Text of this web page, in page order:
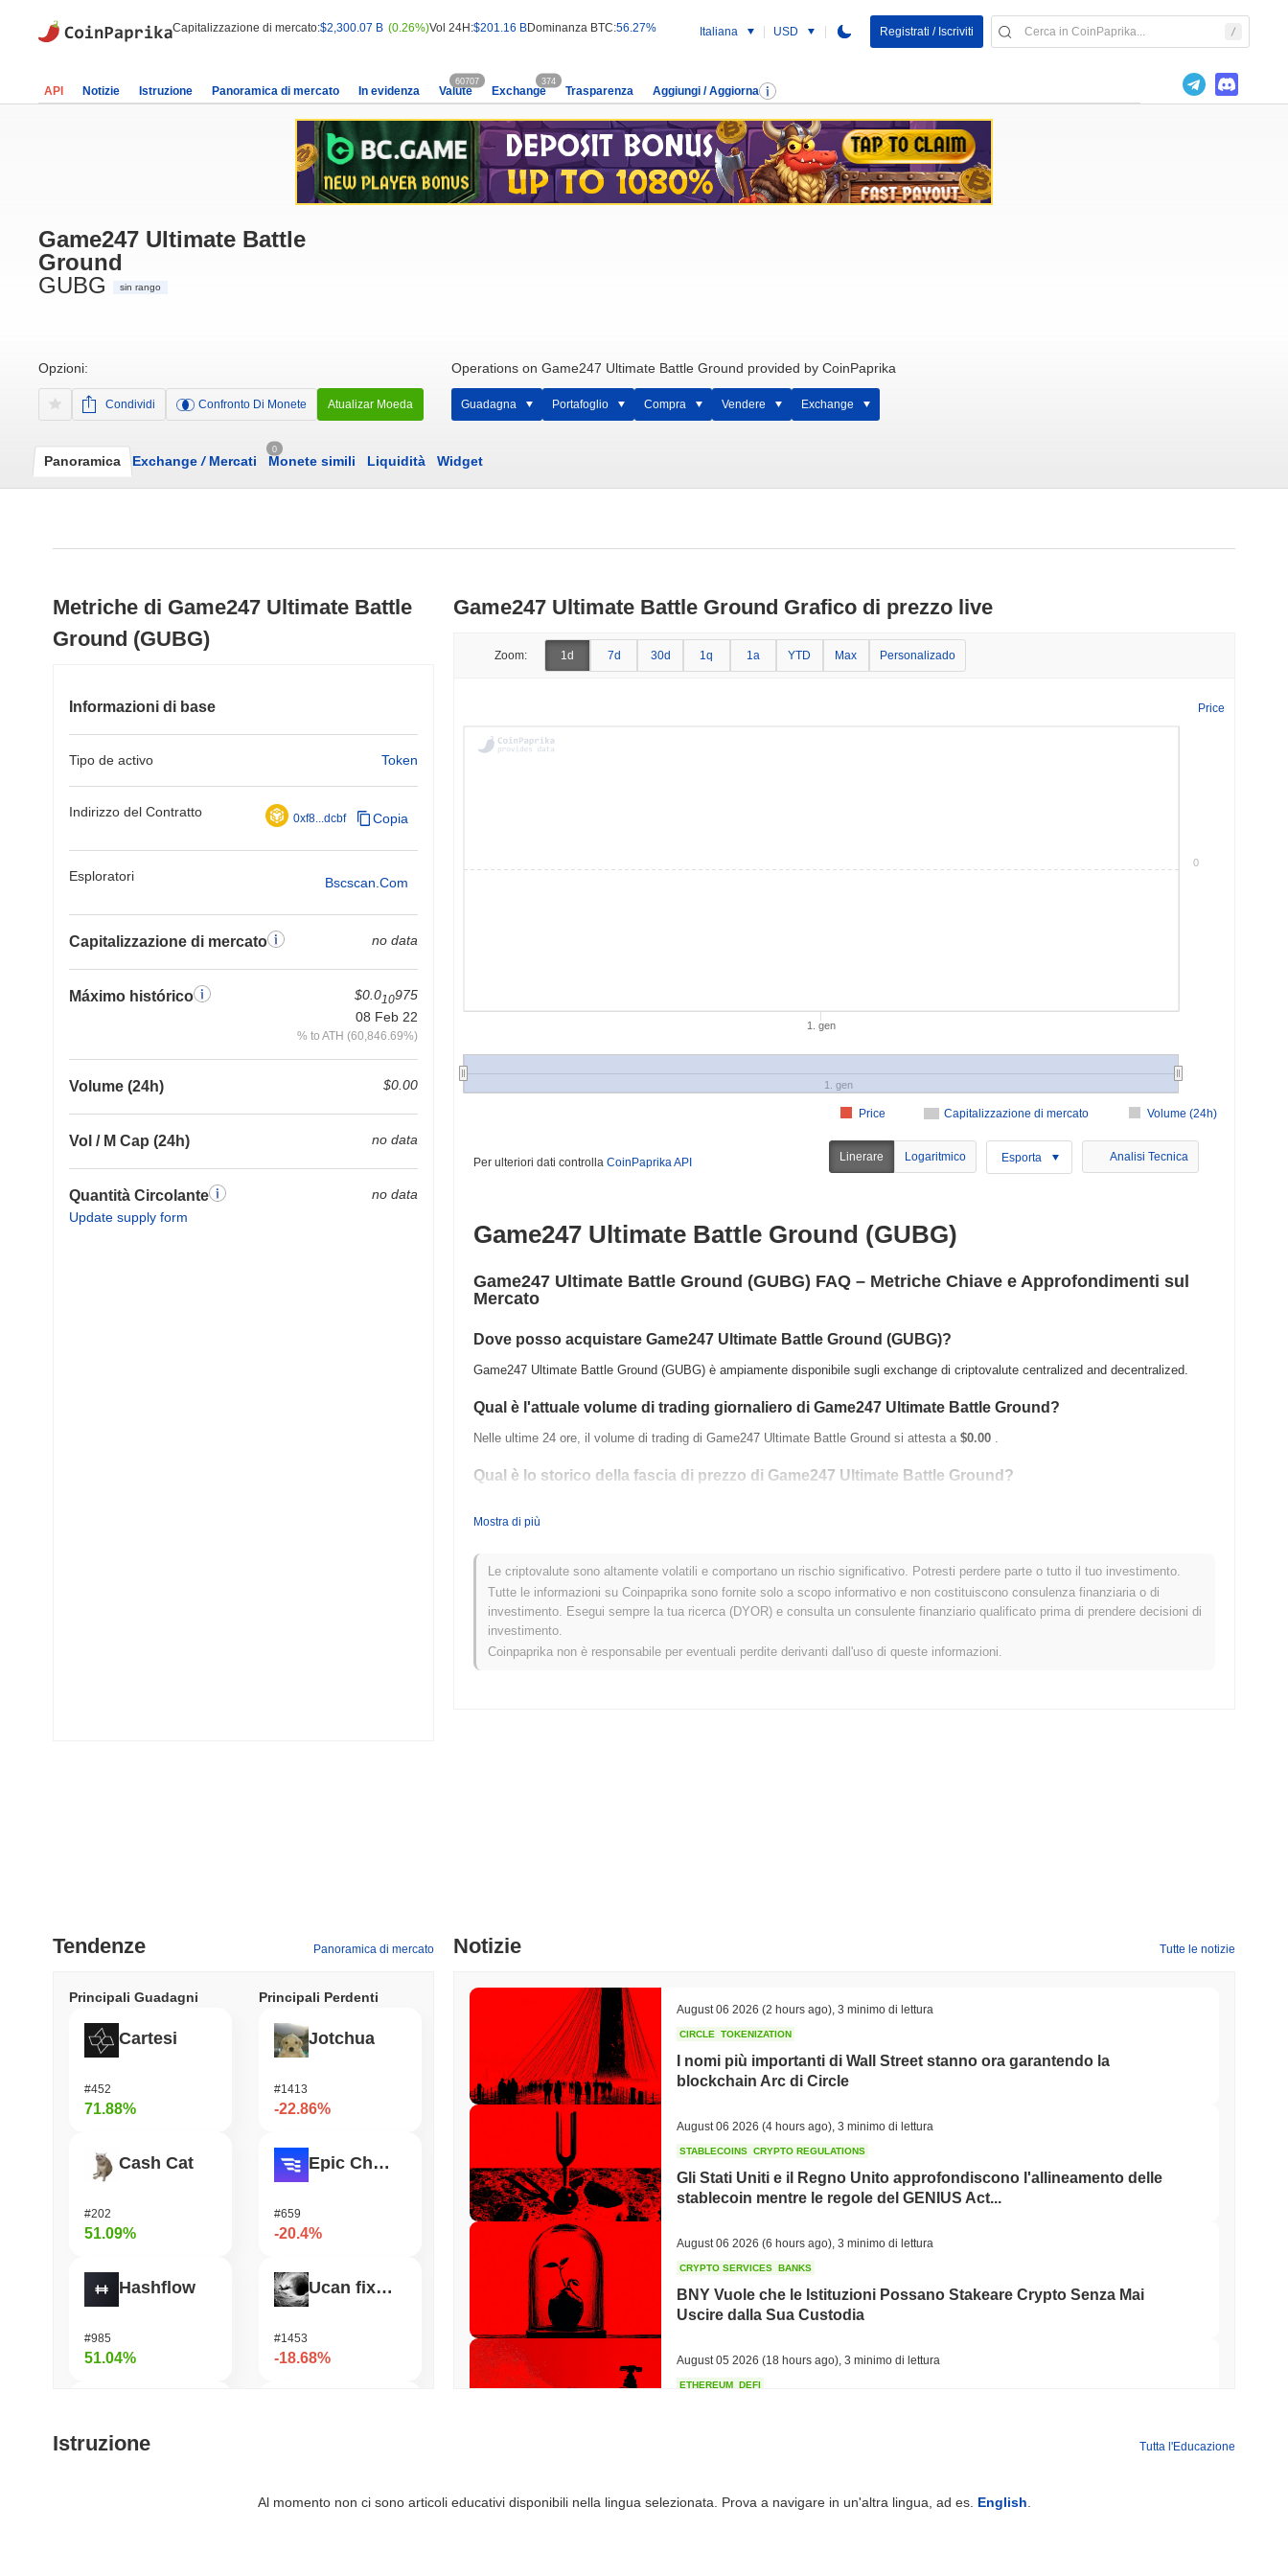
Capitalizzazione di mercato:$2,300.07 B (0.26%)Vol 24H:$201.16 BDominanza BTC:56.27% Italiana USD Registrati / Iscriviti
API Notizie Istruzione Panoramica di mercato In evidenza Valute
60707
Exchange
374
Trasparenza Aggiungi / Aggiorna
Game247 Ultimate Battle
Ground
GUBG
sin rango
Opzioni:
Condividi Confronto Di Monete Atualizar Moeda
Operations on Game247 Ultimate Battle Ground provided by CoinPaprika
Guadagna Portafoglio Compra Vendere Exchange
Panoramica Exchange /Mercati
0
Monete simili Liquidità Widget
Metriche di Game247 Ultimate Battle
Ground (GUBG)
Informazioni di base
Tipo de activo Token
Indirizzo del Contratto 0xf8...dcbf Copia
Esploratori Bscscan.com
Capitalizzazione di mercato no data
Máximo histórico $0.010975
08 Feb 22
% to ATH (60,846.69%)
Volume (24h) $0.00
Vol / M Cap (24h) no data
Quantità Circolante
Update supply form
no data
Game247 Ultimate Battle Ground Grafico di prezzo live
Zoom: 1d 7d 30d 1q 1a YTD Max Personalizado
Price
Capitalizzazione di mercato Volume (24h)
Price
1. gen
1. gen
0
Per ulteriori dati controlla CoinPaprika API Linerare Logaritmico Esporta Analisi Tecnica
Game247 Ultimate Battle Ground (GUBG)
Game247 Ultimate Battle Ground (GUBG) FAQ – Metriche Chiave e Approfondimenti sul
Mercato
Dove posso acquistare Game247 Ultimate Battle Ground (GUBG)?
Game247 Ultimate Battle Ground (GUBG) è ampiamente disponibile sugli exchange di criptovalute centralized and decentralized.
Qual è l'attuale volume di trading giornaliero di Game247 Ultimate Battle Ground?
Nelle ultime 24 ore, il volume di trading di Game247 Ultimate Battle Ground si attesta a $0.00 .
Qual è lo storico della fascia di prezzo di Game247 Ultimate Battle Ground?
Minimo Storico (ATL):
Game247 Ultimate Battle Ground è attualmente scambiato~99.84%al di sotto del suo ATH .
Come si sta comportando Game247 Ultimate Battle Ground rispetto al mercato crypto più ampio?
Negli ultimi 7 giorni, Game247 Ultimate Battle Ground ha guadagnato
registrato un guadagno del0.26%. Ciò indica un ritardo temporaneo nell'azione del prezzo di GUBG rispetto allo slancio del mercato
più ampio.
Mostra di più
Le criptovalute sono altamente volatili e comportano un rischio significativo. Potresti perdere parte o tutto il tuo investimento.
Tutte le informazioni su Coinpaprika sono fornite solo a scopo informativo e non costituiscono consulenza finanziaria o di
investimento. Esegui sempre la tua ricerca (DYOR) e consulta un consulente finanziario qualificato prima di prendere decisioni di
investimento.
Coinpaprika non è responsabile per eventuali perdite derivanti dall'uso di queste informazioni.
Tendenze Panoramica di mercato
Principali Guadagni
Cartesi
#452
71.88%
Cash Cat
#202
51.09%
Hashflow
#985
51.04%
Principali Perdenti
Jotchua
#1413
-22.86%
Epic Chain
#659
-20.4%
Ucan fix life in1day
#1453
-18.68%
Notizie Tutte le notizie
August 06 2026 (2 hours ago) 3 minimo di lettura
CIRCLE TOKENIZATION
I nomi più importanti di Wall Street stanno ora garantendo la
blockchain Arc di Circle
August 06 2026 (4 hours ago) 3 minimo di lettura
STABLECOINS CRYPTO REGULATIONS
Gli Stati Uniti e il Regno Unito approfondiscono l'allineamento delle
stablecoin mentre le regole del GENIUS Act...
August 06 2026 (6 hours ago) 3 minimo di lettura
CRYPTO SERVICES BANKS
BNY Vuole che le Istituzioni Possano Stakeare Crypto Senza Mai
Uscire dalla Sua Custodia
August 05 2026 (18 hours ago) 3 minimo di lettura
ETHEREUM DEFI
TOKENIZATION CIRCLE
Istruzione Tutta l'Educazione
Al momento non ci sono articoli educativi disponibili nella lingua selezionata. Prova a navigare in un'altra lingua, ad es. English